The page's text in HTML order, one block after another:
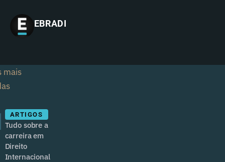
EBRADI
mais
ARTIGOS
Tudo sobre a
carreira em
Direito
Internacional